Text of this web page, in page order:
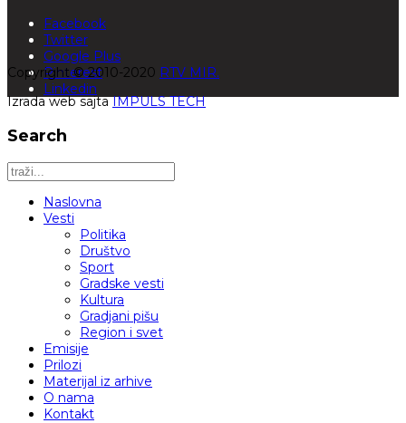
Facebook
Twitter
Google Plus
Pinterest
Linkedin
Copyright © 2010-2020 RTV MIR.
Izrada web sajtaIMPULS TECH
Search
Naslovna
Vesti
Politika
Društvo
Sport
Gradske vesti
Kultura
Gradjani pišu
Region i svet
Emisije
Prilozi
Materijal iz arhive
O nama
Kontakt